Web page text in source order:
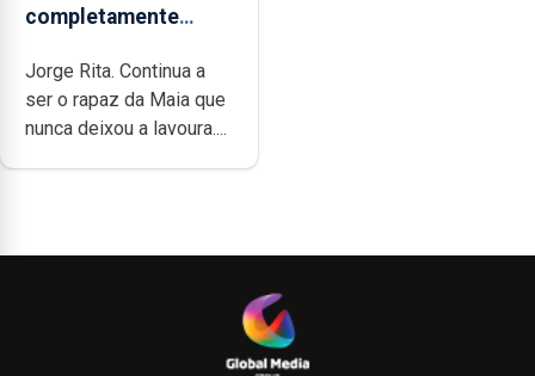
completamente
dedicação, gosto e
muita paixão”
Jorge Rita. Continua a
ser o rapaz da Maia que
nunca deixou a lavoura....